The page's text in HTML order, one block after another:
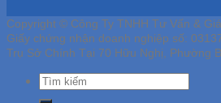
Copyright © Công Ty TNHH Tư Vấn &
Giấy chứng nhận doanh nghiệp số:
Trụ Sở Chính Tại 70 Hữu Nghị, Phường